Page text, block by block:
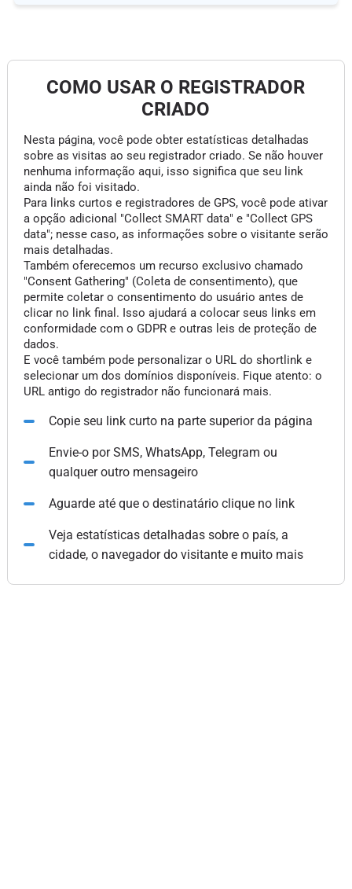
COMO USAR O REGISTRADOR
CRIADO
Nesta página, você pode obter estatísticas detalhadas
sobre as visitas ao seu registrador criado. Se não houver
nenhuma informação aqui, isso significa que seu link
ainda não foi visitado.
Para links curtos e registradores de GPS, você pode ativar
a opção adicional "Collect SMART data" e "Collect GPS
data"; nesse caso, as informações sobre o visitante serão
mais detalhadas.
Também oferecemos um recurso exclusivo chamado
"Consent Gathering" (Coleta de consentimento), que
permite coletar o consentimento do usuário antes de
clicar no link final. Isso ajudará a colocar seus links em
conformidade com o GDPR e outras leis de proteção de
dados.
E você também pode personalizar o URL do shortlink e
selecionar um dos domínios disponíveis. Fique atento: o
URL antigo do registrador não funcionará mais.
Copie seu link curto na parte superior da página
Envie-o por SMS, WhatsApp, Telegram ou
qualquer outro mensageiro
Aguarde até que o destinatário clique no link
Veja estatísticas detalhadas sobre o país, a
cidade, o navegador do visitante e muito mais